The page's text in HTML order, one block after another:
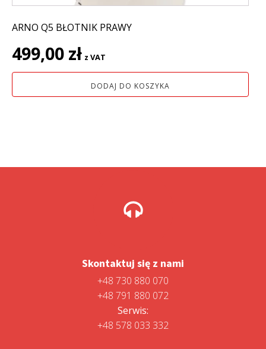
ARNO Q5 BŁOTNIK PRAWY
499,00 zł z VAT
DODAJ DO KOSZYKA
Skontaktuj się z nami
+48 730 880 070
+48 791 880 072
Serwis:
+48 578 033 332